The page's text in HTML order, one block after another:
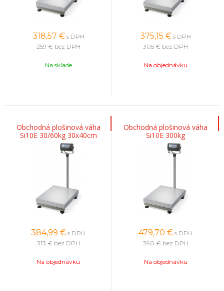
318,57 € s DPH
259 € bez DPH
Na sklade
375,15 € s DPH
305 € bez DPH
Na objednávku
Obchodná plošinová váha
Si10E 30/60kg 30x40cm
384,99 € s DPH
313 € bez DPH
Na objednávku
Obchodná plošinová váha
Si10E 300kg
479,70 € s DPH
390 € bez DPH
Na objednávku